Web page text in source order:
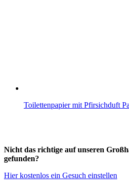
Toilettenpapier mit Pfirsichduft
Nicht das richtige auf unseren
gefunden?
Hier kostenlos ein Gesuch einstellen